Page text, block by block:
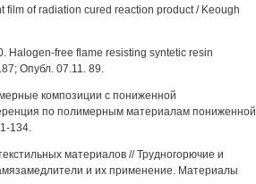
of radiation cured reaction product / Keough
free flame resisting syntetic resin
Опубл. 07.11. 89.
композиции с пониженной
по полимерным материалам пониженной
134.
материалов // Трудногорючие и
и их применение. Материалы